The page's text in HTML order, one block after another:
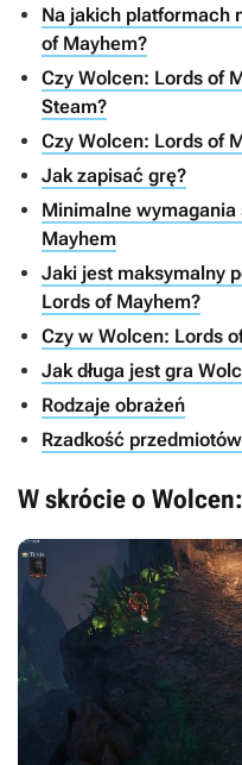
Na jakich platformach
of Mayhem?
Czy Wolcen: Lords of
Steam?
Czy Wolcen: Lords of
Jak zapisać grę?
Minimalne
Mayhem
Jaki jest maksymalny
Lords of Mayhem?
Czy w Wolcen: Lords
Jak długa jest gra
Rodzaje obrażeń
Rzadkość przedmiotów
W skrócie o